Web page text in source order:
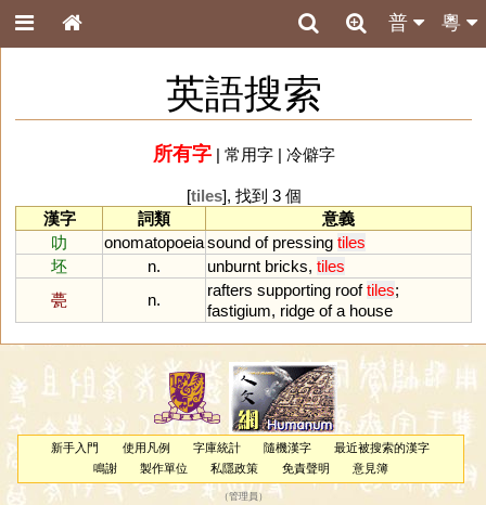
粵
普
英語搜索
所有字| 常用字| 冷僻字
[tiles], 找到 3 個
漢字
詞類
意義
叻
onomatopoeiasound of pressing tiles
坯
n. unburnt bricks, tiles
甍
n.
rafters supporting roof tiles;
fastigium, ridge of a house
新手入門 使用凡例 字庫統計 隨機漢字
最近被搜索的漢字
鳴謝
製作單位 私隱政策 免責聲明 意見簿
（管理員 ）